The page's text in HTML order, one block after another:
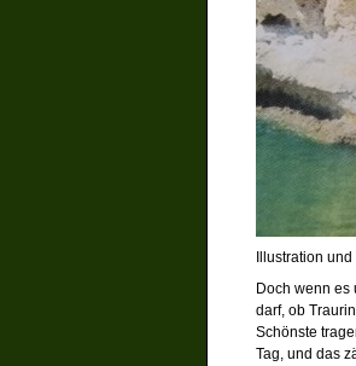
Illustration
Doch wenn es
darf, ob
Schönste
Tag, und das